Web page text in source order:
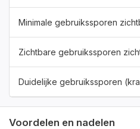
Minimale gebruikssporen
Zichtbare gebruikssporen
Duidelijke gebruikssporen
Voordelen en nadelen